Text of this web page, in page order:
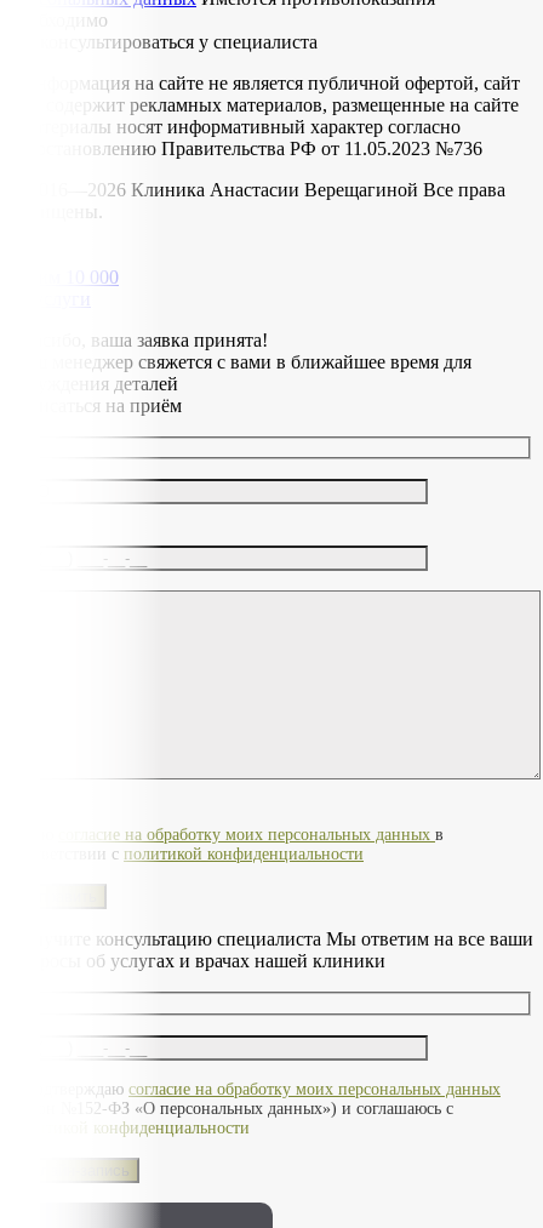
необходимо
проконсультироваться у специалиста
Информация на сайте не является публичной офертой, сайт
не содержит рекламных материалов, размещенные на сайте
материалы носят информативный характер согласно
Постановлению Правительства РФ от 11.05.2023 №736
© 2016—2026 Клиника Анастасии Верещагиной Все права
защищены.
дарим 10 000
Спасибо, ваша заявка принята!
Наш менеджер свяжется с вами в ближайшее время для
обсуждения деталей
Записаться на приём
согласие на обработку моих персональных данных в
соответствии с политикой конфиденциальности
Получите консультацию специалиста Мы ответим на все ваши
вопросы об услугах и врачах нашей клиники
Я подтверждаю согласие на обработку моих персональных данных
(закон №152-ФЗ «О персональных данных») и соглашаюсь с
политикой конфиденциальности